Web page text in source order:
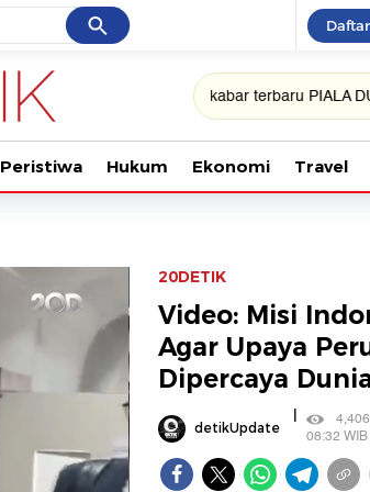
Cancel
Tonton kabar terbaru PIALA DUNIA 2026
Peristiwa Hukum Ekonomi Travel
20DETIK
Video: Misi
Agar Upaya
Dipercaya
detikUpdate |
08:32 WIB